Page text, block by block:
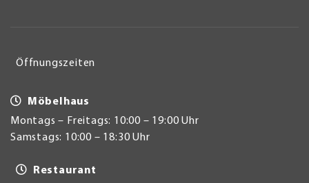
Öffnungszeiten
Möbelhaus
Montags – Freitags: 10:00 – 19:00 Uhr
Samstags: 10:00 – 18:30 Uhr
Restaurant